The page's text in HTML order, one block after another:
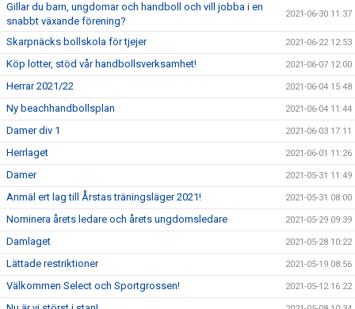
Gillar du barn, ungdomar och handboll och vill jobba i en
snabbt växande förening?
2021-06-30 11:37
Skarpnäcks bollskola för tjejer 2021-06-22 12:53
Köp lotter, stöd vår handbollsverksamhet! 2021-06-07 12:00
Herrar 2021/22 2021-06-04 15:48
Ny beachhandbollsplan 2021-06-04 11:44
Damer div 1 2021-06-03 17:11
Herrlaget 2021-06-01 11:26
Damer 2021-05-31 11:49
Anmäl ert lag till Årstas träningsläger 2021! 2021-05-31 08:00
Nominera årets ledare och årets ungdomsledare 2021-05-29 09:39
Damlaget 2021-05-28 10:22
Lättade restriktioner 2021-05-19 08:56
Välkommen Select och Sportgrossen! 2021-05-12 16:22